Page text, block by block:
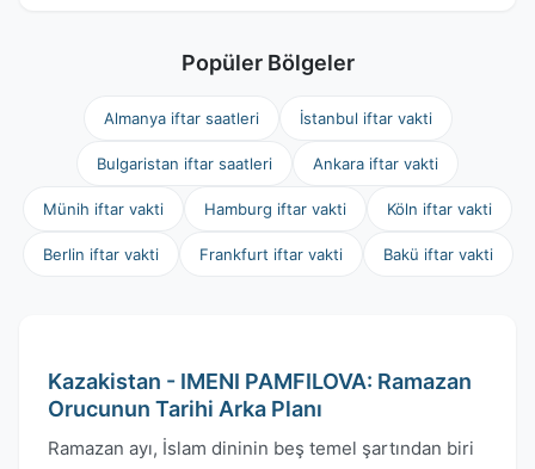
Popüler Bölgeler
Almanya iftar saatleri İstanbul iftar vakti
Bulgaristan iftar saatleri Ankara iftar vakti
Münih iftar vakti Hamburg iftar vakti Köln iftar vakti
Berlin iftar vakti Frankfurt iftar vakti Bakü iftar vakti
Kazakistan - IMENI PAMFILOVA: Ramazan
Orucunun Tarihi Arka Planı
Ramazan ayı, İslam dininin beş temel şartından biri